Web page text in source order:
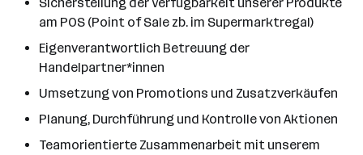
am POS (Point of Sale zb. im Supermarktregal)
Eigenverantwortlich Betreuung der
Handelpartner*innen
Umsetzung von Promotions und Zusatzverkäufen
Planung, Durchführung und Kontrolle von Aktionen
Teamorientierte Zusammenarbeit mit unserem